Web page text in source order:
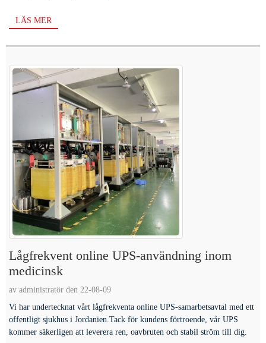
LÄS MER
Lågfrekvent online UPS-användning inom
medicinsk
av administratör den 22-08-09
Vi har undertecknat vårt lågfrekventa online UPS-samarbetsavtal med ett
offentligt sjukhus i Jordanien.Tack för kundens förtroende, vår UPS
kommer säkerligen att leverera ren, oavbruten och stabil ström till dig.